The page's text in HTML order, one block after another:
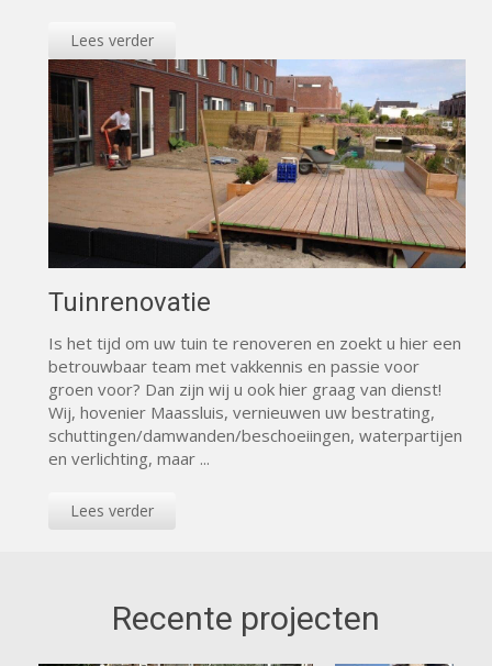
Lees verder
Tuinrenovatie
Is het tijd om uw tuin te renoveren en zoekt u hier een
betrouwbaar team met vakkennis en passie voor
groen voor? Dan zijn wij u ook hier graag van dienst!
Wij, hovenier Maassluis, vernieuwen uw bestrating,
schuttingen/damwanden/beschoeiingen, waterpartijen
en verlichting, maar ...
Lees verder
Recente projecten